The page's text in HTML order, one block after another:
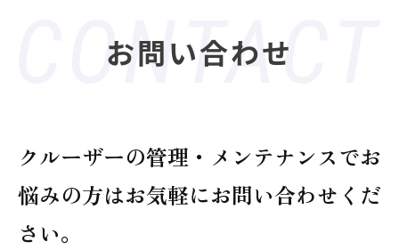
お問い合わせ
クルーザーの管理・メンテナンスでお
悩みの方はお気軽にお問い合わせくだ
さい。